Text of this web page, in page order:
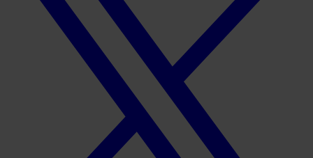
Share on Facebook